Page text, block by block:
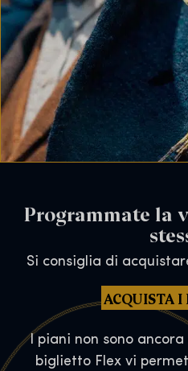
Programmate la
Si consiglia di
ACQUISTA
I piani non sono
biglietto Flex vi